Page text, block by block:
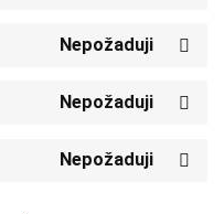
Nepožaduji
Nepožaduji
Nepožaduji